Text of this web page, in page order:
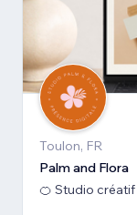
Toulon, FR
Palm and Flora
🍊 Studio